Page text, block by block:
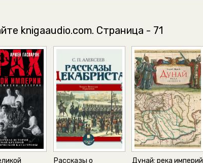
knigaaudio.com. Страница - 71
Рассказы о
Дунай: река империй